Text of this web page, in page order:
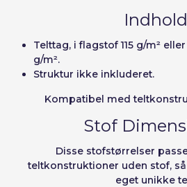
Indhold
Telttag, i flagstof 115 g/m²
g/m².
Struktur ikke inkluderet.
Kompatibel med
Stof
Disse stofstørrelser
teltkonstruktioner uden stof,
eget unikke